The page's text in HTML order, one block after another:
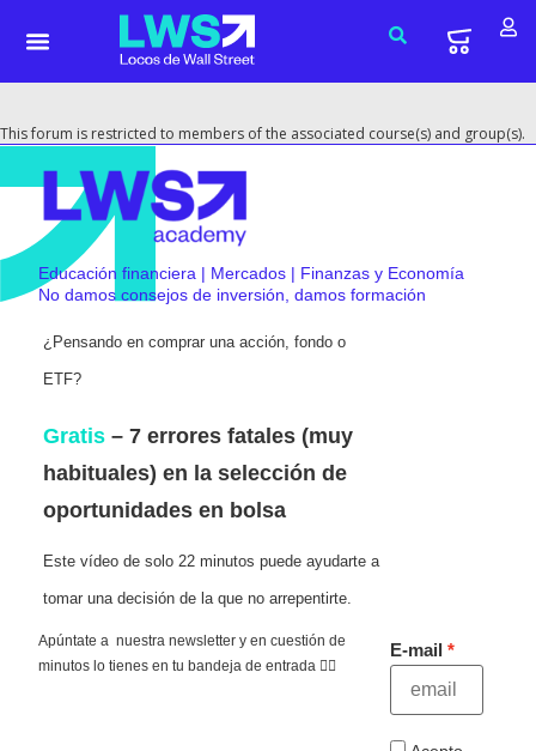
This forum is restricted to members of the associated course(s) and group(s).
Educación financiera | Mercados | Finanzas y Economía
No damos consejos de inversión, damos formación
¿Pensando en comprar una acción, fondo o
ETF?
Gratis – 7 errores fatales (muy
habituales) en la selección de
oportunidades en bolsa
Este vídeo de solo 22 minutos puede ayudarte a
tomar una decisión de la que no arrepentirte.
Apúntate a nuestra newsletter y en cuestión de
minutos lo tienes en tu bandeja de entrada 👇🏻
E-mail